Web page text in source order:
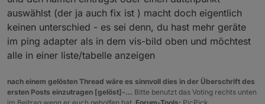
auswählst (der ja auch fix ist ) macht doch eigentlich
keinen unterschied - es sei denn, du hast mehr geräte
im ping adapter als in dem vis-bild oben und möchtest
alle in einer liste/tabelle anzeigen
nach einem gelösten Thread wäre es sinnvoll dies in der Überschrift des
ersten Posts einzutragen [gelöst]-... Bitte benutzt das Voting rechts unten